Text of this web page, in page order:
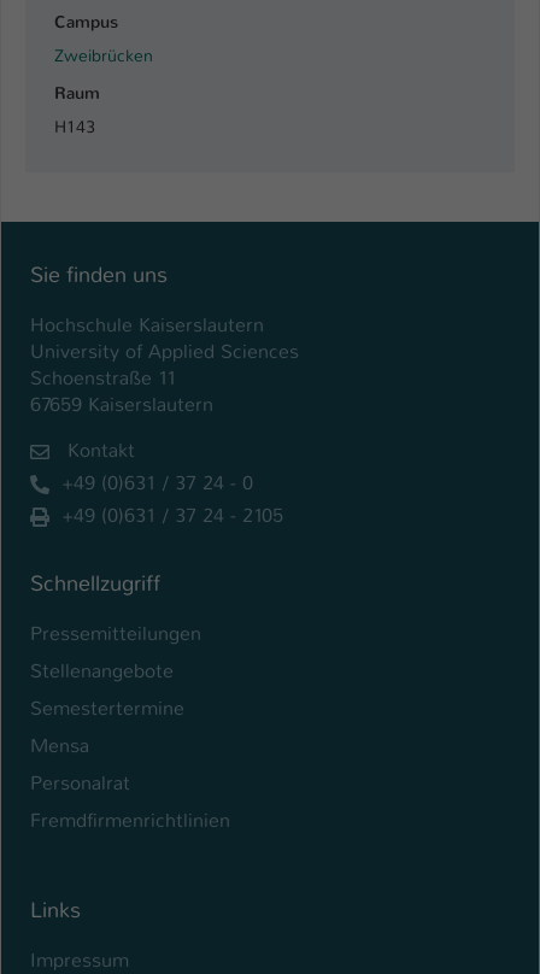
Campus
Zweibrücken
Raum
H143
Sie finden uns
Hochschule Kaiserslautern
University of Applied Sciences
Schoenstraße 11
67659 Kaiserslautern
Kontakt
+49 (0)631 / 37 24 - 0
+49 (0)631 / 37 24 - 2105
Schnellzugriff
Pressemitteilungen
Stellenangebote
Semestertermine
Mensa
Personalrat
Fremdfirmenrichtlinien
Links
Impressum
Laufzeit
Zweck